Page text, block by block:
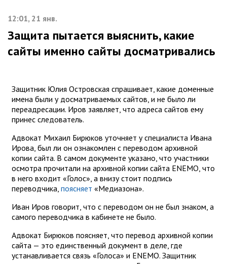
12:01, 21 янв.
Защита пытается выяснить, какие
сайты именно сайты досматривались
Защитник Юлия Островская спрашивает, какие доменные
имена были у досматриваемых сайтов, и не было ли
переадресации. Иров заявляет, что адреса сайтов ему
принес следователь.
Адвокат Михаил Бирюков уточняет у специалиста Ивана
Ирова, был ли он ознакомлен с переводом архивной
копии сайта. В самом документе указано, что участники
осмотра прочитали на архивной копии сайта ENEMO, что
в него входит «Голос», а внизу стоит подпись
переводчика, поясняет «Медиазона».
Иван Иров говорит, что с переводом он не был знаком, а
самого переводчика в кабинете не было.
Адвокат Бирюков поясняет, что перевод архивной копии
сайта — это единственный документ в деле, где
устанавливается связь «Голоса» и ENEMO. Защитник